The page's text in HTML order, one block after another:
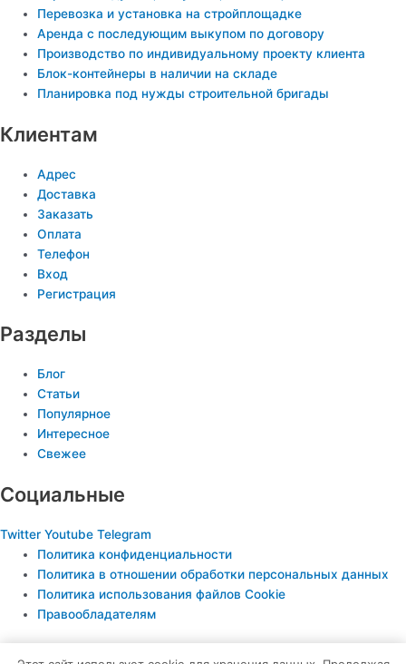
Перевозка и установка на стройплощадке
Аренда с последующим выкупом по договору
Производство по индивидуальному проекту клиента
Блок-контейнеры в наличии на складе
Планировка под нужды строительной бригады
Клиентам
Адрес
Доставка
Заказать
Оплата
Телефон
Вход
Регистрация
Разделы
Блог
Статьи
Популярное
Интересное
Свежее
Социальные
Twitter Youtube Telegram
Политика конфиденциальности
Политика в отношении обработки персональных данных
Политика использования файлов Cookie
Правообладателям